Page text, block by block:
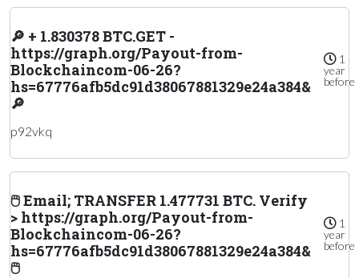
🔎 + 1.830378 BTC.GET -
https://graph.org/Payout-from-
Blockchaincom-06-26?
hs=67776afb5dc91d38067881329e24a384&
🔎
1
year
before
p92vkq
🖱 Email; TRANSFER 1.477731 BTC. Verify
> https://graph.org/Payout-from-
Blockchaincom-06-26?
hs=67776afb5dc91d38067881329e24a384&
🖱
1
year
before